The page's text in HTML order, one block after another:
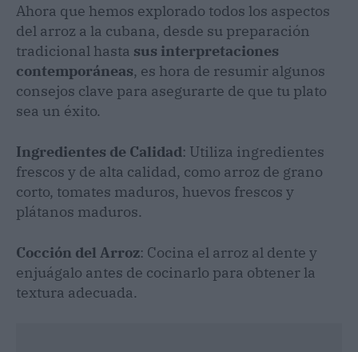
Ahora que hemos explorado todos los aspectos
del arroz a la cubana, desde su preparación
tradicional hasta sus interpretaciones
contemporáneas, es hora de resumir algunos
consejos clave para asegurarte de que tu plato
sea un éxito.
Ingredientes de Calidad: Utiliza ingredientes
frescos y de alta calidad, como arroz de grano
corto, tomates maduros, huevos frescos y
plátanos maduros.
Cocción del Arroz: Cocina el arroz al dente y
enjuágalo antes de cocinarlo para obtener la
textura adecuada.